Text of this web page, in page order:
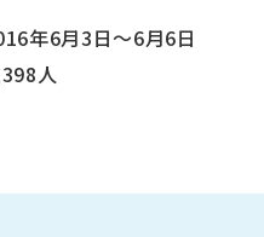
年6月3日～6月6日
人